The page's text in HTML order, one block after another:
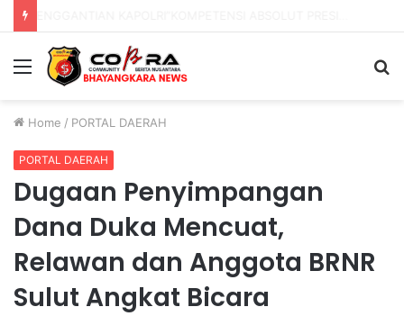
Menu
Home / PORTAL DAERAH
PORTAL DAERAH
Dugaan Penyimpangan
Dana Duka Mencuat,
Relawan dan Anggota BRNR
Sulut Angkat Bicara